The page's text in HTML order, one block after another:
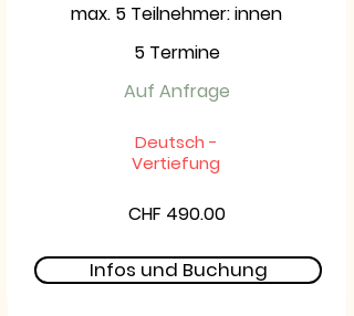
max. 5 Teilnehmer: innen
5 Termine
Auf Anfrage
Deutsch -
Vertiefung
CHF 490.00
Infos und Buchung